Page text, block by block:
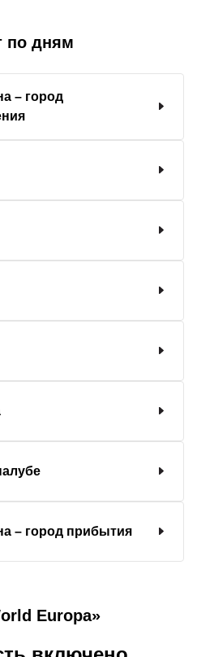
по дням
– город
– город прибытия
Europa»